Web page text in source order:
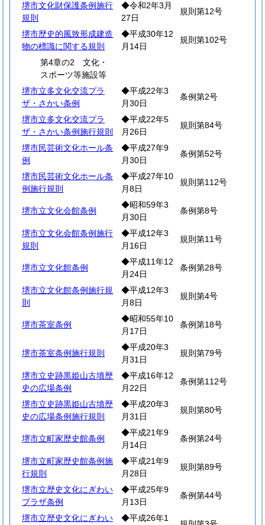
堺市文化財保護条例施行
規則
◆令和2年3月
27日
規則第12号
堺市歴史的風致形成建造
物の標識に関する規則
◆平成30年12
月14日
規則第102号
第4章の2 文化・
スポーツ等施設等
堺市立多文化交流プラ
ザ・さかい条例
◆平成22年3
月30日
条例第2号
堺市立多文化交流プラ
ザ・さかい条例施行規則
◆平成22年5
月26日
規則第84号
堺市民芸術文化ホール条
例
◆平成27年9
月30日
条例第52号
堺市民芸術文化ホール条
例施行規則
◆平成27年10
月8日
規則第112号
堺市立文化会館条例
◆昭和59年3
月30日
条例第8号
堺市立文化会館条例施行
規則
◆平成12年3
月16日
規則第11号
堺市立文化館条例
◆平成11年12
月24日
条例第28号
堺市立文化館条例施行規
則
◆平成12年3
月8日
規則第4号
堺市茶室条例
◆昭和55年10
月17日
条例第18号
堺市茶室条例施行規則
◆平成20年3
月31日
規則第79号
堺市立史跡黒姫山古墳歴
史の広場条例
◆平成16年12
月22日
条例第112号
堺市立史跡黒姫山古墳歴
史の広場条例施行規則
◆平成20年3
月31日
規則第80号
堺市立町家歴史館条例
◆平成21年9
月14日
条例第24号
堺市立町家歴史館条例施
行規則
◆平成21年9
月28日
規則第89号
堺市立歴史文化にぎわい
プラザ条例
◆平成25年9
月13日
条例第44号
堺市立歴史文化にぎわい ◆平成26年1